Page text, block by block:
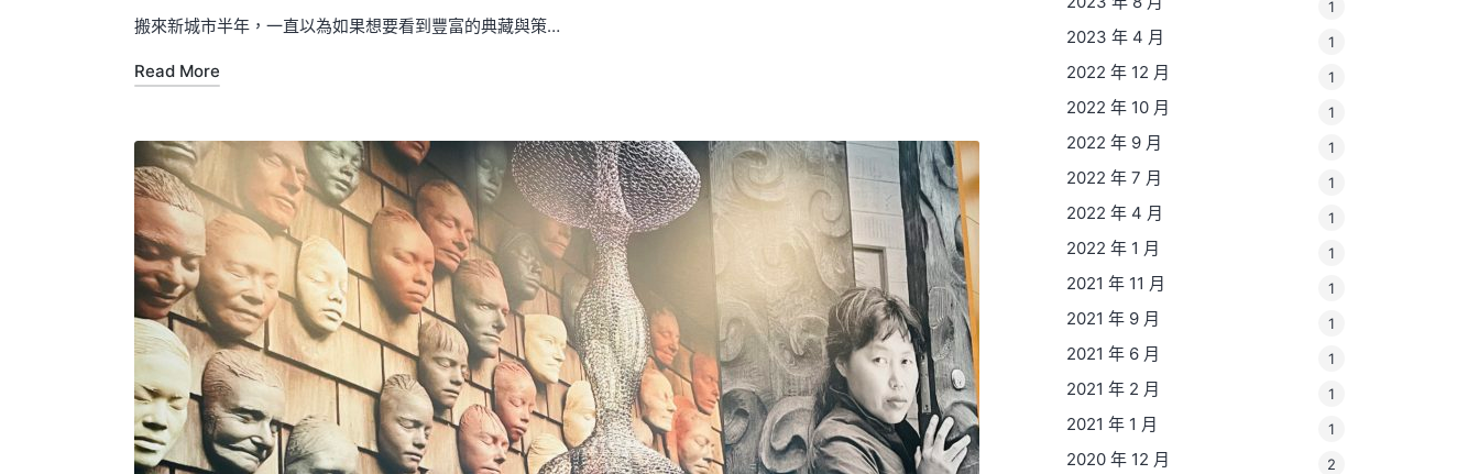
by
in
搬來新城市半年，一直以為如果想要看到豐富的典藏與策…
Read More
1
2023 年 4 月 1
2022 年 12 月 1
2022 年 10 月 1
2022 年 9 月 1
2022 年 7 月 1
2022 年 4 月 1
2022 年 1 月 1
2021 年 11 月 1
2021 年 9 月 1
2021 年 6 月 1
2021 年 2 月 1
2021 年 1 月 1
2020 年 12 月 2